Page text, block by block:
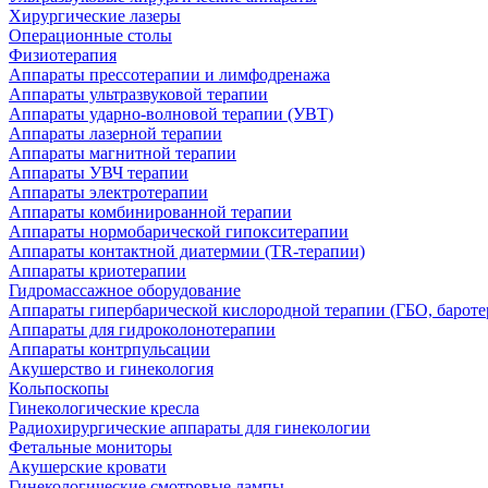
Хирургические лазеры
Операционные столы
Физиотерапия
Аппараты прессотерапии и лимфодренажа
Аппараты ультразвуковой терапии
Аппараты ударно-волновой терапии (УВТ)
Аппараты лазерной терапии
Аппараты магнитной терапии
Аппараты УВЧ терапии
Аппараты электротерапии
Аппараты комбинированной терапии
Аппараты нормобарической гипокситерапии
Аппараты контактной диатермии (TR-терапии)
Аппараты криотерапии
Гидромассажное оборудование
Аппараты гипербарической кислородной терапии (ГБО,
Аппараты для гидроколонотерапии
Аппараты контрпульсации
Акушерство и гинекология
Кольпоскопы
Гинекологические кресла
Радиохирургические аппараты для гинекологии
Фетальные мониторы
Акушерские кровати